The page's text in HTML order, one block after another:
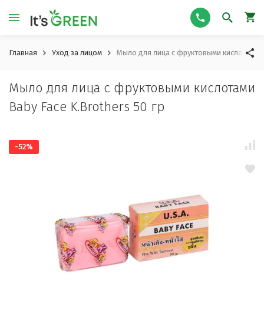
Главная Уход за лицом Мыло для лица с фруктовыми кислотами
Мыло для лица с фруктовыми кислотами
Baby Face K.Brothers 50 гр
-52%